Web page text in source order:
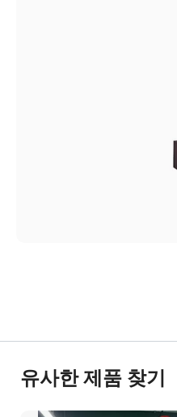
유사한 제품 찾기